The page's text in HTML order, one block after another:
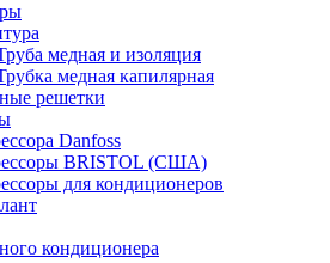
медная и изоляция
медная капилярная
решетки
Danfoss
BRISTOL (США)
для кондиционеров
кондиционера